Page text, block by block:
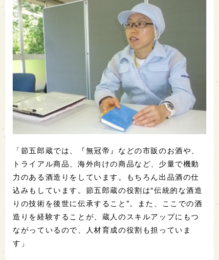
「節五郎蔵では、『無冠帝』などの市販のお酒や、
トライアル商品、海外向けの商品など、少量で機動
力のある酒造りをしています。もちろん出品酒の仕
込みもしています。節五郎蔵の役割は“伝統的な酒造
りの技術を後世に伝承すること”。また、ここでの酒
造りを経験することが、蔵人のスキルアップにもつ
ながっているので、人材育成の役割も担っていま
す」